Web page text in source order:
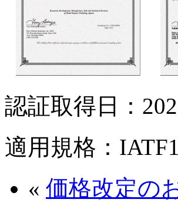
認証取得日：
適用規格：
« 価格改定の